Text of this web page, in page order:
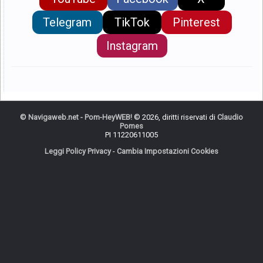
Telegram
TikTok
Pinterest
Instagram
© Navigaweb.net - Pom-HeyWEB! © 2026, diritti riservati di Claudio
Pomes
PI 11220611005
Leggi Policy Privacy- Cambia Impostazioni Cookies